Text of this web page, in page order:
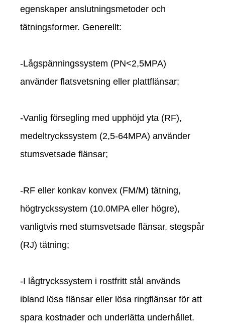
egenskaper anslutningsmetoder och
tätningsformer. Generellt:
-Lågspänningssystem (PN<2,5MPA)
använder flatsvetsning eller plattflänsar;
-Vanlig försegling med upphöjd yta (RF),
medeltryckssystem (2,5-64MPA) använder
stumsvetsade flänsar;
-RF eller konkav konvex (FM/M) tätning,
högtryckssystem (10.0MPA eller högre),
vanligtvis med stumsvetsade flänsar, stegspår
(RJ) tätning;
-I lågtryckssystem i rostfritt stål används
ibland lösa flänsar eller lösa ringflänsar för att
spara kostnader och underlätta underhållet.